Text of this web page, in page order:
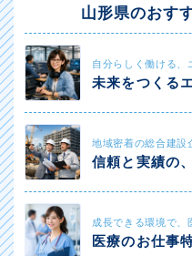
山形県のおす
自分らしく働ける、
未来をつくる
地域密着の総合建設
信頼と実績の
成長できる環境で、
医療のお仕事